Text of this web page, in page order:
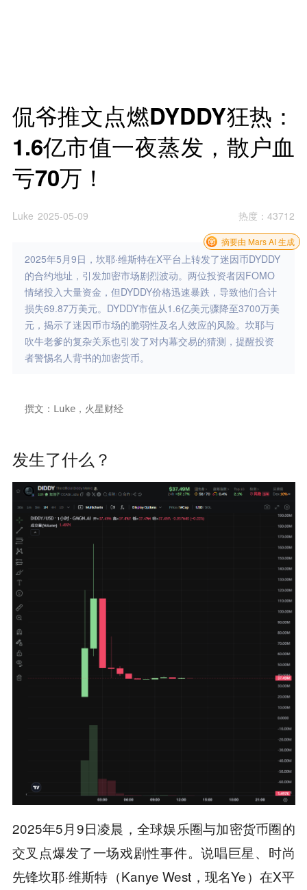
侃爷推文点燃DYDDY狂热：
1.6亿市值一夜蒸发，散户血
亏70万！
Luke 2025-05-09 热度 ：43712
2025年5月9日，坎耶·维斯特在X平台上转发了迷因币DYDDY
的合约地址，引发加密市场剧烈波动。两位投资者因FOMO
情绪投入大量资金，但DYDDY价格迅速暴跌，导致他们合计
损失69.87万美元。DYDDY市值从1.6亿美元骤降至3700万美
元，揭示了迷因币市场的脆弱性及名人效应的风险。坎耶与
吹牛老爹的复杂关系也引发了对内幕交易的猜测，提醒投资
者警惕名人背书的加密货币。
摘要由 Mars AI 生成
撰文：Luke，火星财经
发生了什么？
2025年5月9日凌晨，全球娱乐圈与加密货币圈的
交叉点爆发了一场戏剧性事件。说唱巨星、时尚
先锋坎耶·维斯特（Kanye West，现名Ye）在X平